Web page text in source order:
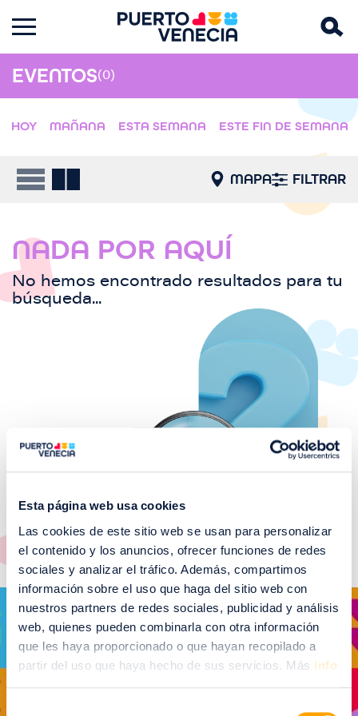
Esta página web usa cookies
Las cookies de este sitio web se usan para personalizar
el contenido y los anuncios, ofrecer funciones de redes
sociales y analizar el tráfico. Además, compartimos
información sobre el uso que haga del sitio web con
nuestros partners de redes sociales, publicidad y análisis
web, quienes pueden combinarla con otra información
que les haya proporcionado o que hayan recopilado a
partir del uso que haya hecho de sus servicios. Más info
EVENTOS(0)
HOY MAÑANA ESTA SEMANA ESTE FIN DE SEMANA
MAPA FILTRAR
NADA POR AQUÍ
No hemos encontrado resultados para tu
búsqueda...
Imagen
VER GALERÍA DE EVENTOS RELACIONADOS